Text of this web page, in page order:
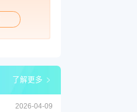
了解更多
2026-04-09